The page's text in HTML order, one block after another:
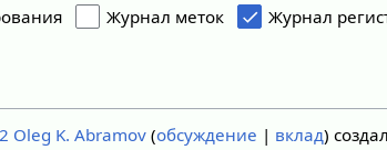
Журнал меток Журнал
Oleg K. Abramov обсуждение вклад